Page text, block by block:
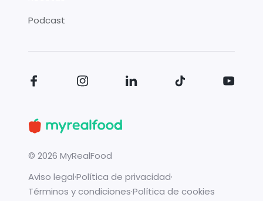
Podcast
© 2026 MyRealFood
Aviso legal·Política de privacidad·
Términos y condiciones·Política de cookies